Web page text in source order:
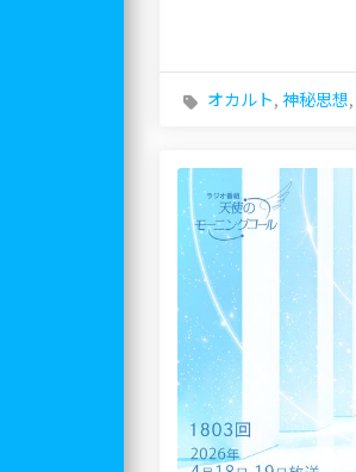
オカルト, 神秘思想,